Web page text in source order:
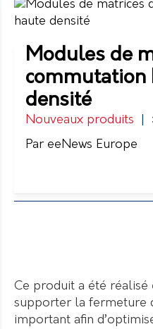
Modules de
commutation
densité
Nouveaux produits
Par eeNews Europe
Ce produit a été
supporter la fermeture
important afin